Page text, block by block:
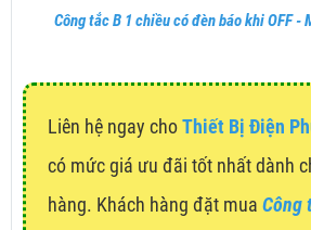
Công tắc B 1 chiều có đèn báo khi OFF -
Liên hệ ngay choThiết Bị Điện
có mức giá ưu đãi tốt nhất dành
hàng. Khách hàng đặt mua Công